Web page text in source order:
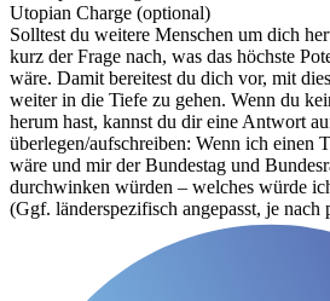
Utopian Charge (optional)
Solltest du weitere Menschen um dich
kurz der Frage nach, was das höchste
wäre. Damit bereitest du dich vor, mit
weiter in die Tiefe zu gehen. Wenn du
herum hast, kannst du dir eine Antwort
überlegen/aufschreiben: Wenn ich einen
wäre und mir der Bundestag und
durchwinken würden – welches würde
(Ggf. länderspezifisch angepasst, je nach